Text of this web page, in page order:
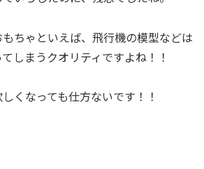
ちゃといえば、飛行機の模型などは
しまうクオリティですよね！！
くなっても仕方ないです！！